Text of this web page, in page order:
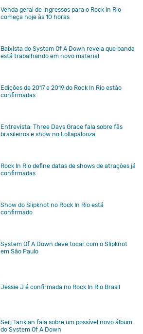
Venda geral de ingressos para o Rock In Rio
começa hoje às 10 horas
Baixista do System Of A Down revela que banda
está trabalhando em novo material
Edições de 2017 e 2019 do Rock In Rio estão
confirmadas
Entrevista: Three Days Grace fala sobre fãs
brasileiros e show no Lollapalooza
Rock In Rio define datas de shows de atrações já
confirmadas
Show do Slipknot no Rock In Rio está
confirmado
System Of A Down deve tocar com o Slipknot
em São Paulo
Jessie J é confirmada no Rock In Rio Brasil
Serj Tankian fala sobre um possível novo álbum
do System Of A Down